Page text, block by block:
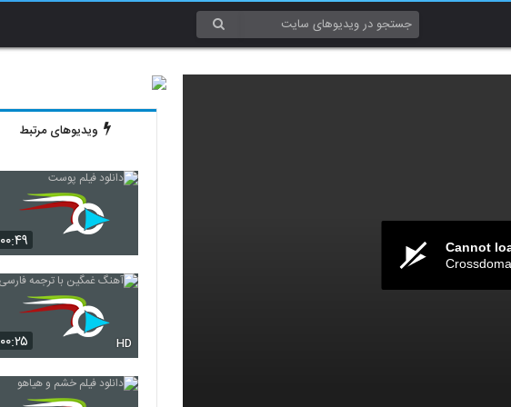
Cannot
ویدیوهای مرتبط
۰۰:۴۹
۰۰:۲۵ HD